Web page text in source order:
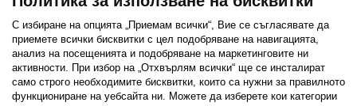
Последвайте ни:
FacebookTwitterYoutubePinterestInstagram
С избиране на опцията „Приемам всички“, Вие се съгласявате да
приемете всички бисквитки с цел подобряване на навигацията,
анализ на посещенията и подобряване на маркетинговите ни
активности. При избор на „Отхвърлям всички“ ще се инсталират
само строго необходимитe бисквитки, които са нужни за правилното
функциониране на уебсайта ни. Можете да изберете кои категории